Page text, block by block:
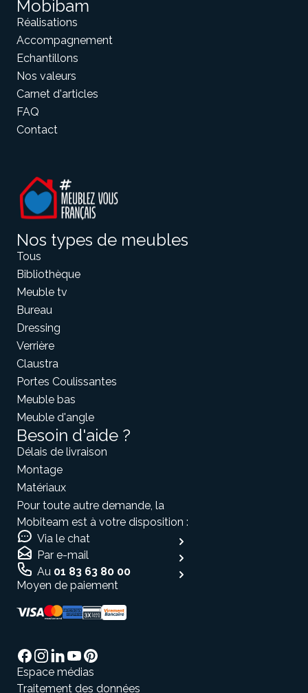
Mobibam
Réalisations
Accompagnement
Echantillons
Nos valeurs
Carnet d'articles
FAQ
Contact
Nos types de meubles
Tous
Bibliothèque
Meuble tv
Bureau
Dressing
Verrière
Claustra
Portes Coulissantes
Meuble bas
Meuble d'angle
Besoin d'aide ?
Délais de livraison
Montage
Matériaux
Pour toute autre demande, la
Mobiteam est à votre disposition :
Via le chat
Par e-mail
Au 01 83 63 80 00
Moyen de paiement
Espace médias
Traitement des données